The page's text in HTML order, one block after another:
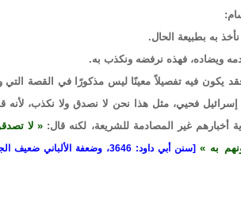
به بطبيعة الحال.
ويضاده، فهذه نرفضه ونكذب به.
فقد يكون فيه تفصيلاً معينًا ليس مذكورًا في القصة
فحيي، مثل هذا نحن لا نصدق ولا نكذب، لأنه
غير المصادمة للشريعة، لكنه قال:
لا
به
[سنن أبي داود: 3646، وضعفة الألباني ضعيف الجامع: 5052]،